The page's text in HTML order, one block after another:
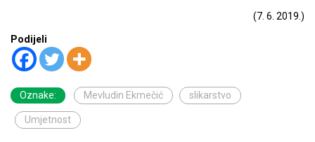
(7. 6. 2019.)
Podijeli
Oznake: Mevludin Ekmečić slikarstvo
Umjetnost